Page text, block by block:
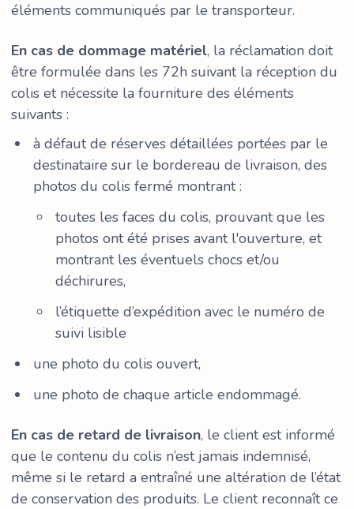
éléments communiqués par le transporteur.
En cas de dommage matériel, la réclamation doit
être formulée dans les 72h suivant la réception du
colis et nécessite la fourniture des éléments
suivants :
à défaut de réserves détaillées portées par le
destinataire sur le bordereau de livraison, des
photos du colis fermé montrant :
toutes les faces du colis, prouvant que les
photos ont été prises avant l'ouverture, et
montrant les éventuels chocs et/ou
déchirures,
l’étiquette d’expédition avec le numéro de
suivi lisible
une photo du colis ouvert,
une photo de chaque article endommagé.
En cas de retard de livraison, le client est informé
que le contenu du colis n’est jamais indemnisé,
même si le retard a entraîné une altération de l’état
de conservation des produits. Le client reconnaît ce